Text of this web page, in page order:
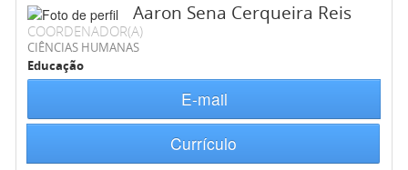
Aaron Sena Cerqueira Reis
COORDENADOR(A)
CIÊNCIAS HUMANAS
Educação
E-mail
Currículo